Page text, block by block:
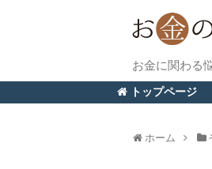
お金に関わる
トップページ
ホーム